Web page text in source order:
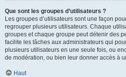
Que sont les groupes d’utilisateurs ?
Les groupes d’utilisateurs sont une façon
regrouper plusieurs utilisateurs. Chaque
groupes et chaque groupe peut détenir des
facilite les tâches aux administrateurs qui
plusieurs utilisateurs en une seule fois, ou
de modération, ou bien leur donner accès à
Haut